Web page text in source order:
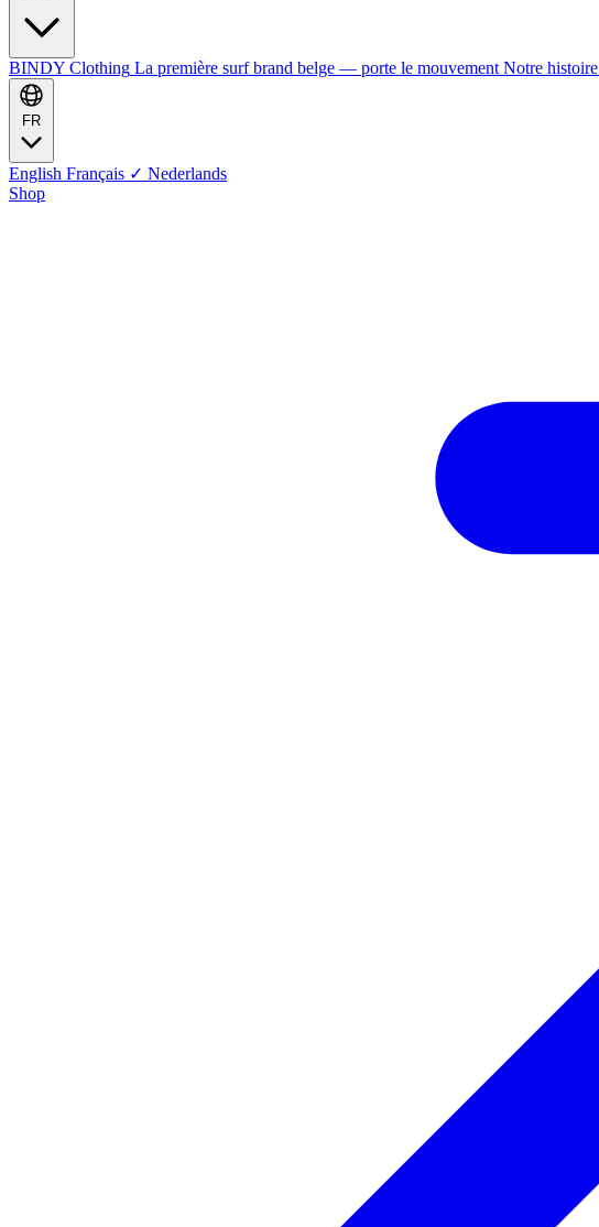
BINDY Clothing La première surf brand belge — porte le mouvement Notre histoire
English Français ✓ Nederlands
Shop